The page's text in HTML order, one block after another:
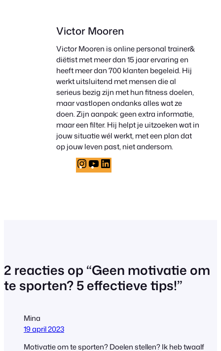
Victor Mooren
Victor Mooren is online personal trainer&
diëtist met meer dan 15 jaar ervaring en
heeft meer dan 700 klanten begeleid. Hij
werkt uitsluitend met mensen die al
serieus bezig zijn met hun fitness doelen,
maar vastlopen ondanks alles wat ze
doen. Zijn aanpak: geen extra informatie,
maar een filter. Hij helpt je uitzoeken wat in
jouw situatie wél werkt, met een plan dat
op jouw leven past, niet andersom.
Instagram
YouTube
2 reacties op “Geen motivatie om
te sporten? 5 effectieve tips!”
Mina
19 april 2023
Motivatie om te sporten? Doelen stellen? Ik heb twaalf